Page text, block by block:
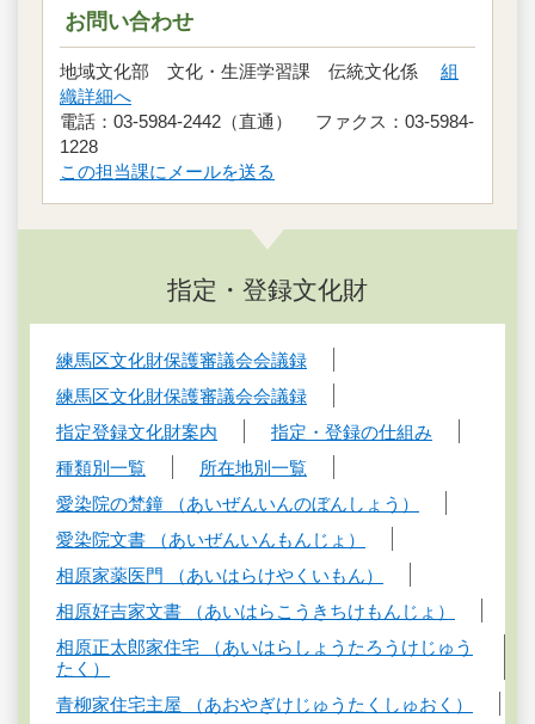
お問い合わせ
地域文化部 文化・生涯学習課 伝統文化係 組
織詳細へ
電話：03-5984-2442（直通） ファクス：03-5984-
1228
この担当課にメールを送る
指定・登録文化財
練馬区文化財保護審議会会議録
練馬区文化財保護審議会会議録
指定登録文化財案内
指定・登録の仕組み
種類別一覧
所在地別一覧
愛染院の梵鐘 （あいぜんいんのぼんしょう）
愛染院文書 （あいぜんいんもんじょ）
相原家薬医門 （あいはらけやくいもん）
相原好吉家文書 （あいはらこうきちけもんじょ）
相原正太郎家住宅 （あいはらしょうたろうけじゅう
たく）
青柳家住宅主屋 （あおやぎけじゅうたくしゅおく）